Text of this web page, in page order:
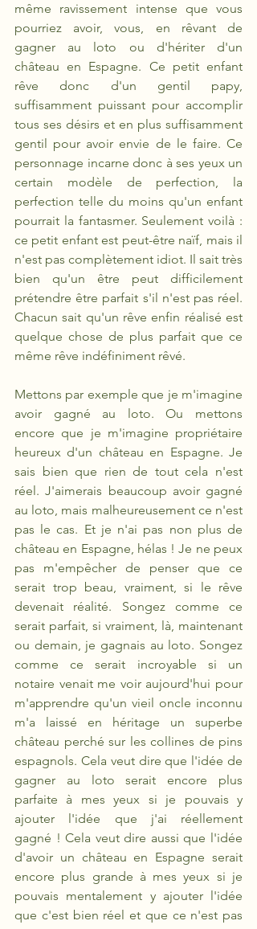
même ravissement intense que vous
pourriez avoir, vous, en rêvant de
gagner au loto ou d'hériter d'un
château en Espagne. Ce petit enfant
rêve donc d'un gentil papy,
suffisamment puissant pour accomplir
tous ses désirs et en plus suffisamment
gentil pour avoir envie de le faire. Ce
personnage incarne donc à ses yeux un
certain modèle de perfection, la
perfection telle du moins qu'un enfant
pourrait la fantasmer. Seulement voilà :
ce petit enfant est peut-être naïf, mais il
n'est pas complètement idiot. Il sait très
bien qu'un être peut difficilement
prétendre être parfait s'il n'est pas réel.
Chacun sait qu'un rêve enfin réalisé est
quelque chose de plus parfait que ce
même rêve indéfiniment rêvé.
Mettons par exemple que je m'imagine
avoir gagné au loto. Ou mettons
encore que je m'imagine propriétaire
heureux d'un château en Espagne. Je
sais bien que rien de tout cela n'est
réel. J'aimerais beaucoup avoir gagné
au loto, mais malheureusement ce n'est
pas le cas. Et je n'ai pas non plus de
château en Espagne, hélas ! Je ne peux
pas m'empêcher de penser que ce
serait trop beau, vraiment, si le rêve
devenait réalité. Songez comme ce
serait parfait, si vraiment, là, maintenant
ou demain, je gagnais au loto. Songez
comme ce serait incroyable si un
notaire venait me voir aujourd'hui pour
m'apprendre qu'un vieil oncle inconnu
m'a laissé en héritage un superbe
château perché sur les collines de pins
espagnols. Cela veut dire que l'idée de
gagner au loto serait encore plus
parfaite à mes yeux si je pouvais y
ajouter l'idée que j'ai réellement
gagné ! Cela veut dire aussi que l'idée
d'avoir un château en Espagne serait
encore plus grande à mes yeux si je
pouvais mentalement y ajouter l'idée
que c'est bien réel et que ce n'est pas